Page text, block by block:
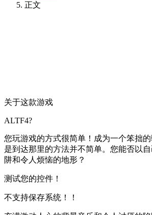
正文
关于这款游戏
ALTF4?
您玩游戏的方式很简单！成为一个笨拙
是到达那里的方法并不简单。您能否以
阱和令人烦恼的地形？
测试您的控件！
不支持保存系统！！